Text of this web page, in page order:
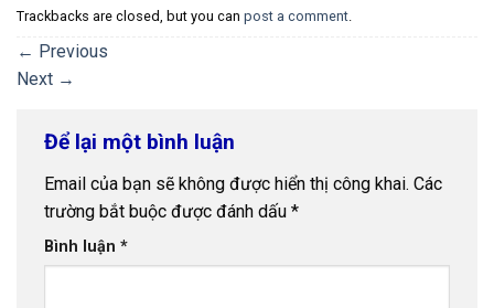
Trackbacks are closed, but you can post a comment.
← Previous
Next →
Để lại một bình luận
Email của bạn sẽ không được hiển thị công khai. Các
trường bắt buộc được đánh dấu *
Bình luận *